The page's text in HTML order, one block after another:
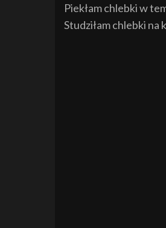
Piekłam chlebki w
Studziłam chlebki na